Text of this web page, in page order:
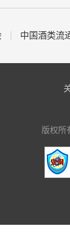
中国酒类流
版权所